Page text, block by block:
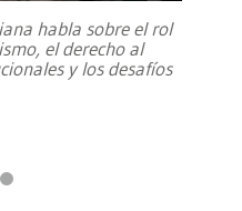
habla sobre el rol
el derecho al
y los desafíos